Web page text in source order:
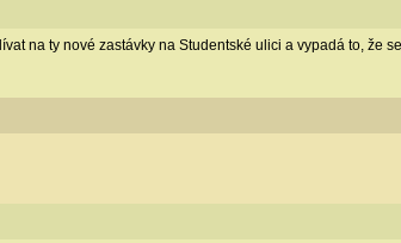
na ty nové zastávky na Studentské ulici a vypadá to, že